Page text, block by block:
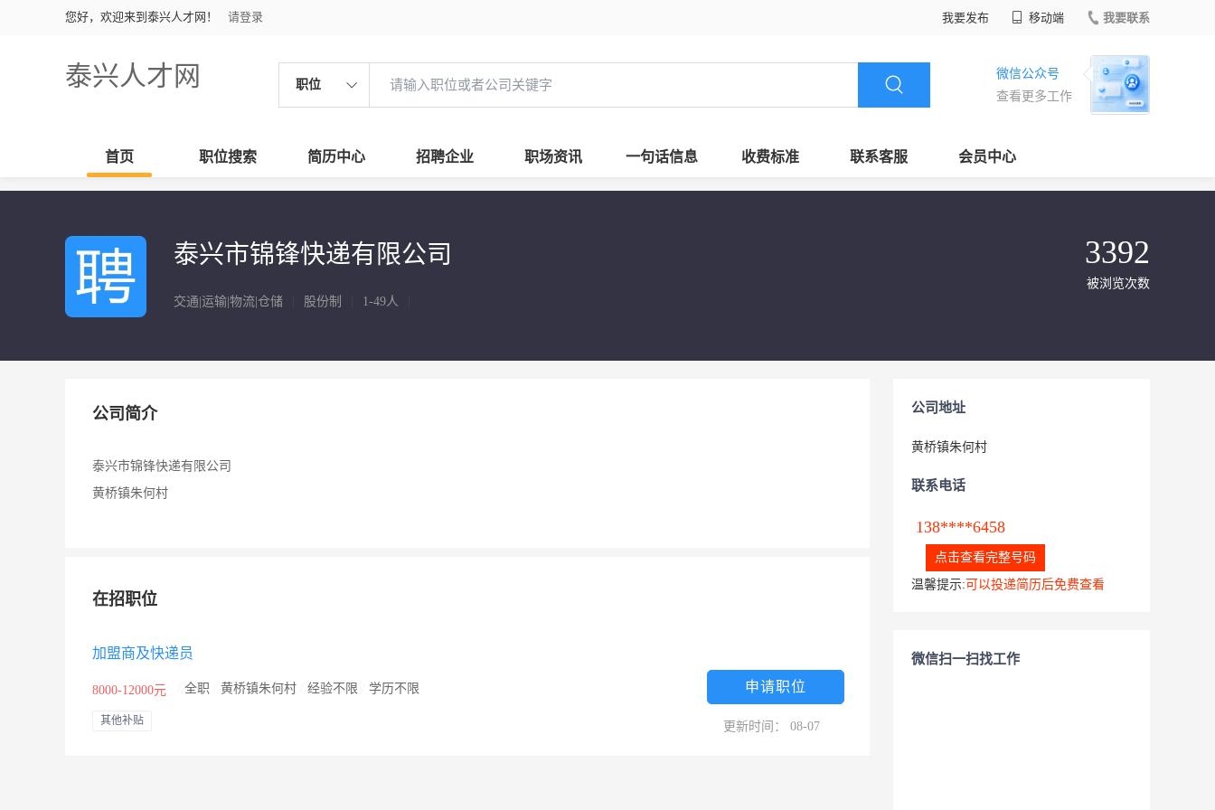
您好，欢迎来到泰兴人才网！ 请登录 我要发布 移动端 我要联系
泰兴人才网 职位
微信公众号
查看更多工作
首页 职位搜索 简历中心 招聘企业 职场资讯 一句话信息 收费标准 联系客服 会员中心
泰兴市锦锋快递有限公司
交通|运输|物流|仓储 股份制 1-49人
3392
被浏览次数
公司简介
泰兴市锦锋快递有限公司
黄桥镇朱何村
在招职位
加盟商及快递员
8000-12000元 全职 黄桥镇朱何村 经验不限 学历不限
其他补贴
申请职位
更新时间： 08-07
公司地址
黄桥镇朱何村
联系电话
138****6458
点击查看完整号码
温馨提示: 可以投递简历后免费查看
微信扫一扫找工作